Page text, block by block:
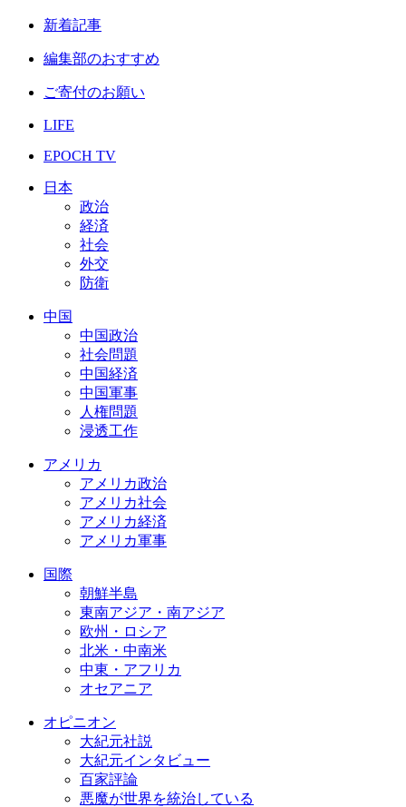
新着記事
編集部のおすすめ
ご寄付のお願い
LIFE
EPOCH TV
日本
政治
経済
社会
外交
防衛
中国
中国政治
社会問題
中国経済
中国軍事
人権問題
浸透工作
アメリカ
アメリカ政治
アメリカ社会
アメリカ経済
アメリカ軍事
国際
朝鮮半島
東南アジア・南アジア
欧州・ロシア
北米・中南米
中東・アフリカ
オセアニア
オピニオン
大紀元社説
大紀元インタビュー
百家評論
悪魔が世界を統治している